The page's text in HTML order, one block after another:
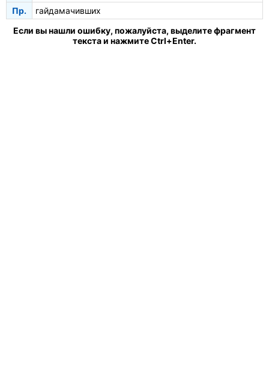
Пр.
гайдамачивших
Если вы нашли ошибку, пожалуйста, выделите фрагмент
текста и нажмите Ctrl+Enter.